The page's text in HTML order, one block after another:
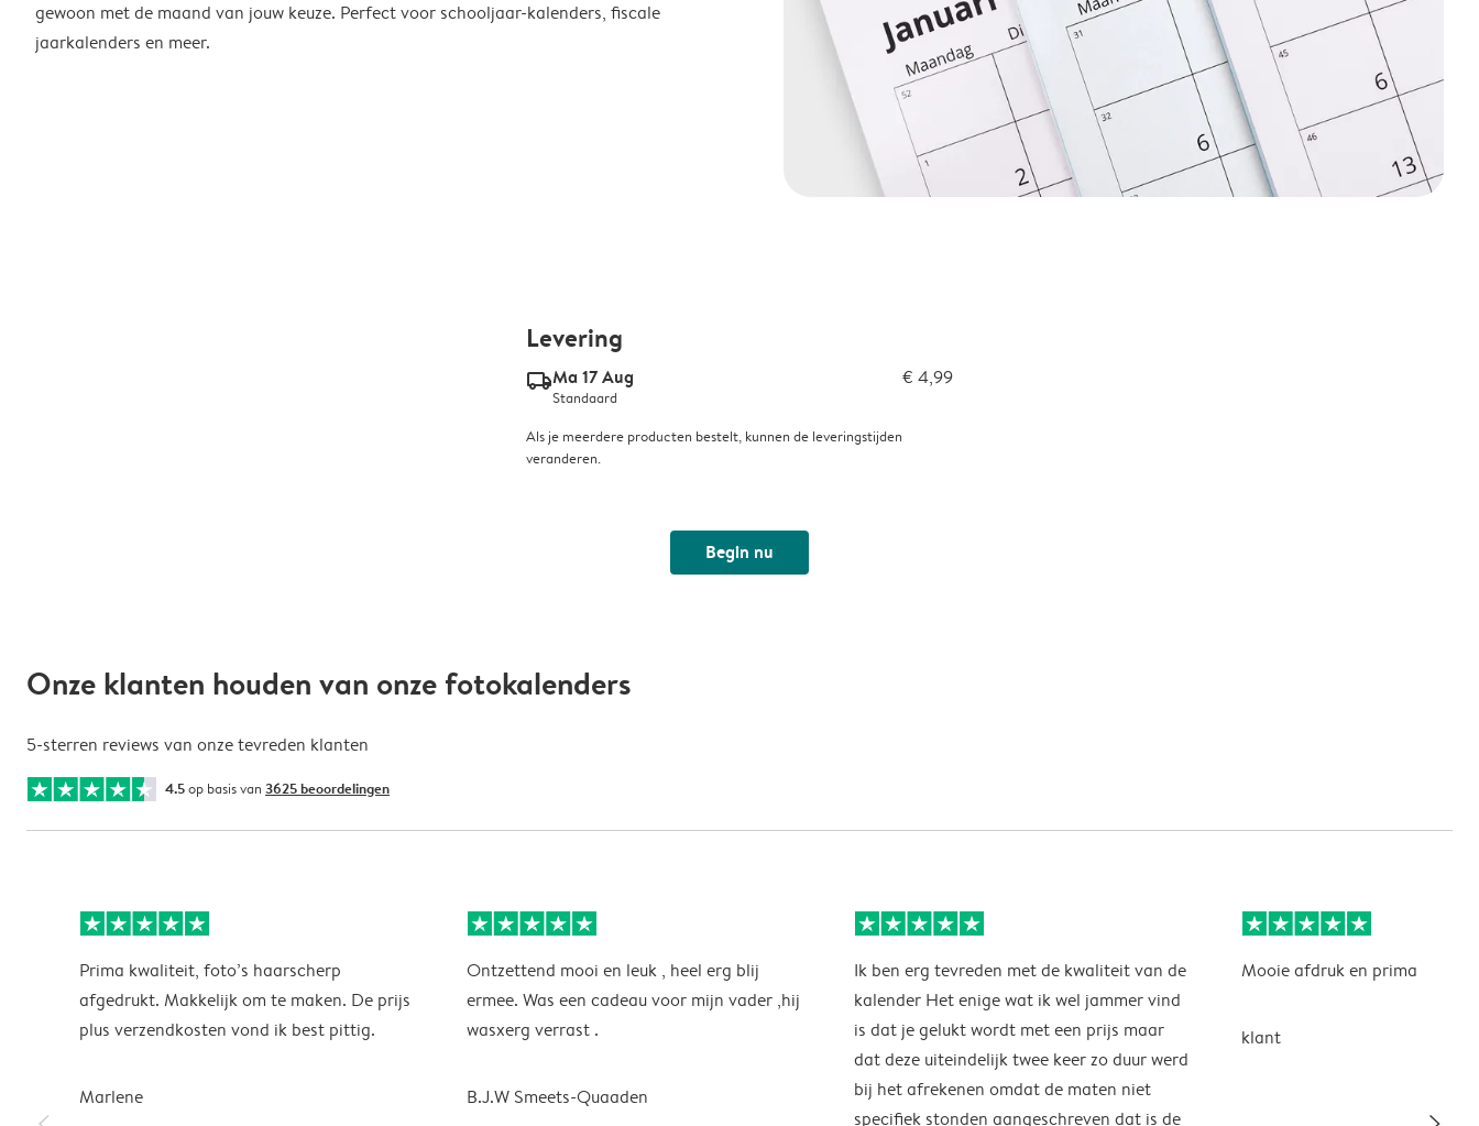
gewoon met de maand van jouw keuze. Perfect voor schooljaar-kalenders, fiscale
jaarkalenders en meer.
Levering
delivery_standard_v2Ma 17 Aug € 4,99
Standaard
Als je meerdere producten bestelt, kunnen de leveringstijden
veranderen.
Begin nu
Onze klanten houden van onze fotokalenders
5-sterren reviews van onze tevreden klanten
4.5op basis van 3625 beoordelingen
Prima kwaliteit, foto’s haarscherp
afgedrukt. Makkelijk om te maken. De prijs
plus verzendkosten vond ik best pittig.
Marlene
Ontzettend mooi en leuk , heel erg blij
ermee. Was een cadeau voor mijn vader ,hij
wasxerg verrast .
B.J.W Smeets-Quaaden
Ik ben erg tevreden met de kwaliteit van de
kalender Het enige wat ik wel jammer vind
is dat je gelukt wordt met een prijs maar
dat deze uiteindelijk twee keer zo duur werd
bij het afrekenen omdat de maten niet
specifiek stonden aangeschreven dat is de
Mooie afdruk en prima
klant